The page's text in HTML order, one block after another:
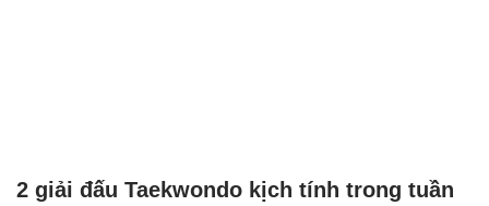
2 giải đấu Taekwondo kịch tính trong tuần